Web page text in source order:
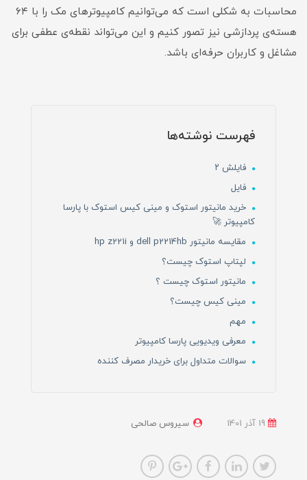
محاسبات به شکلی است که می‌توانیم کامپیوترهای مک را با ۶۴
هسته‌ی پردازشی نیز تصور کنیم و این می‌تواند نقطه‌ی عطفی برای
مشاغل و کاربران حرفه‌ای باشد.
فهرست نوشته‌ها
فایلش ۲
فایل
خرید مانیتور استوک و مینی کیس استوک با پارسا
کامپیوتر 🚀
مقایسه مانیتور dell p2214hb و hp z221i
لپتاپ استوک چیست؟
مانیتور استوک چیست ؟
مینی کیس چیست؟
مهم
معرفی ویدیویی پارسا کامپیوتر
سوالات متداول برای خریدار مصرف کننده
سیروس صالحی